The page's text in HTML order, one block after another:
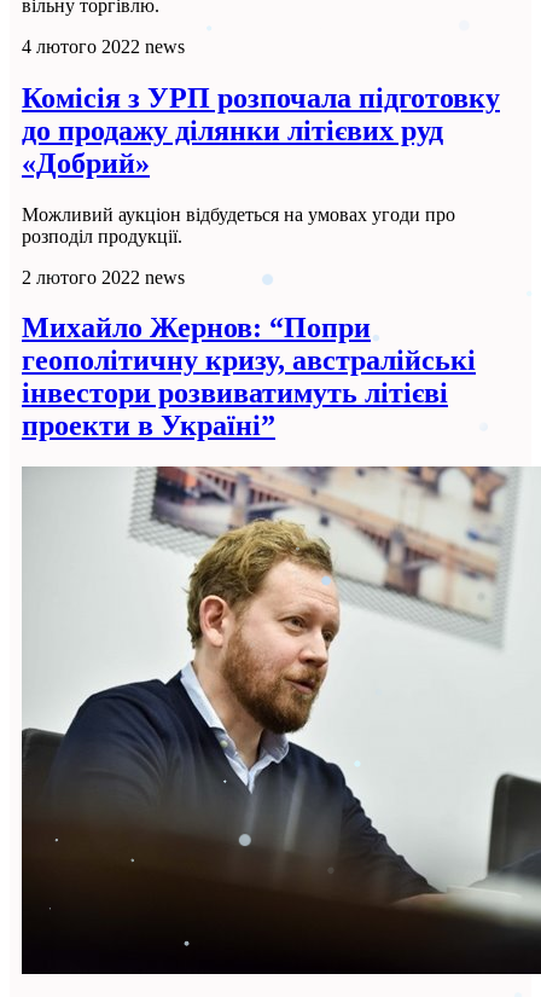
вільну торгівлю.
4 лютого 2022 news
Комісія з УРП розпочала підготовку
до продажу ділянки літієвих руд
«Добрий»
Можливий аукціон відбудеться на умовах угоди про
розподіл продукції.
2 лютого 2022 news
Михайло Жернов: “Попри
геополітичну кризу, австралійські
інвестори розвиватимуть літієві
проекти в Україні”